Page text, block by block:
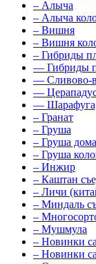
– Алыча
– Алыча
– Вишня
– Вишня
– Гибриды
–– Гибриды
–– Сливово-
––
––
– Гранат
– Груша
– Груша
– Груша
– Инжир
– Каштан
– Личи
– Миндаль
–
– Мушмула
– Новинки
– Новинки